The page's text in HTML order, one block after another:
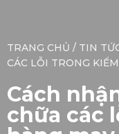
TRANG CHỦ / TIN
CÁC LỖI TRONG
Cách
chữa các